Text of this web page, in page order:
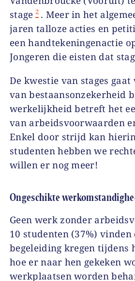
stage 2 . Meer in het
jaren talloze acties en
een handtekeningenactie
Jongeren die eisten dat
De kwestie van stages
van bestaansonzekerheid
werkelijkheid betreft het
van arbeidsvoorwaarden
Enkel door strijd kan
studenten hebben we
willen er nog meer!
Ongeschikte
Geen werk zonder
10 studenten (37%)
begeleiding kregen tijdens
hoe er naar hen gekeken
werkplaatsen worden